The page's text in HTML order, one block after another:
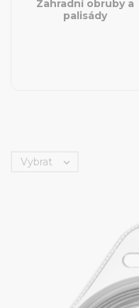
Zahradní obruby a
palisády
Vybrat 